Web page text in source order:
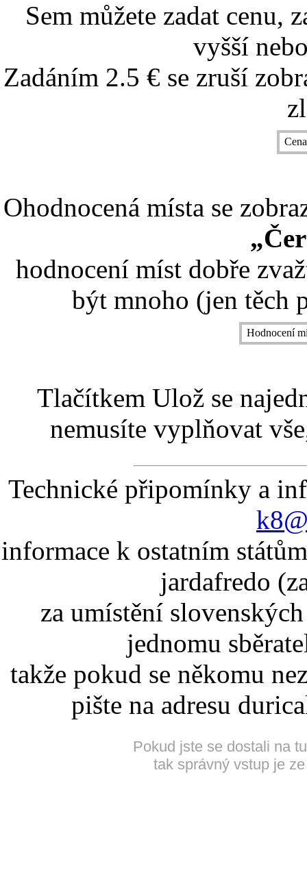
Sem můžete zadat cenu,
vyšší
Zadáním 2.5 € se zruší
Ohodnocená místa se
hodnocení míst dobře
být mnoho (jen těch
Hodnocení
Tlačítkem Ulož se
nemusíte vyplňovat
Technické připomínky a
informace k ostatním
jardafredo
za umístění
jednomu
takže pokud se někomu
pište na adresu
Pokud jste se dostali na
tak správný vstup je